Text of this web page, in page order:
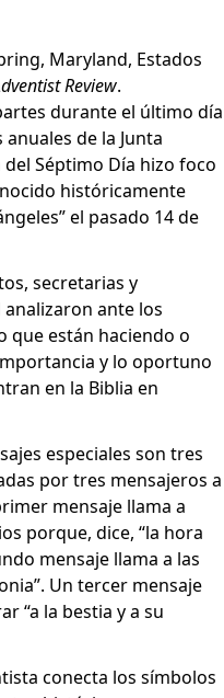
Maryland, Estados
Review.
durante el último día
de la Junta
Séptimo Día hizo foco
históricamente
el pasado 14 de
secretarias y
ante los
que están haciendo o
y lo oportuno
en la Biblia en
especiales son tres
por tres mensajeros a
mensaje llama a
porque, dice, “la hora
mensaje llama a las
Un tercer mensaje
“a la bestia y a su
conecta los símbolos